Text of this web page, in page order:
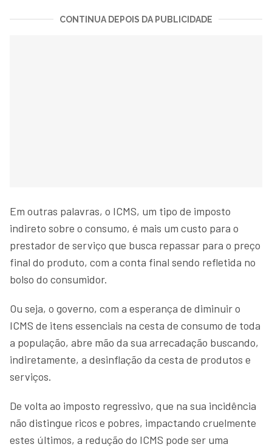
CONTINUA DEPOIS DA PUBLICIDADE
Em outras palavras, o ICMS, um tipo de imposto
indireto sobre o consumo, é mais um custo para o
prestador de serviço que busca repassar para o preço
final do produto, com a conta final sendo refletida no
bolso do consumidor.
Ou seja, o governo, com a esperança de diminuir o
ICMS de itens essenciais na cesta de consumo de toda
a população, abre mão da sua arrecadação buscando,
indiretamente, a desinflação da cesta de produtos e
serviços.
De volta ao imposto regressivo, que na sua incidência
não distingue ricos e pobres, impactando cruelmente
estes últimos, a redução do ICMS pode ser uma